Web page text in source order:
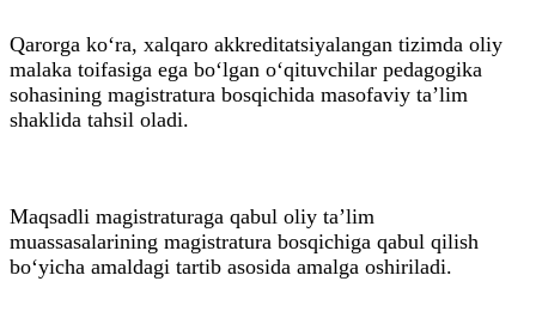
Qarorga ko‘ra, xalqaro akkreditatsiyalangan tizimda oliy
malaka toifasiga ega bo‘lgan o‘qituvchilar pedagogika
sohasining magistratura bosqichida masofaviy taʼlim
shaklida tahsil oladi.
Maqsadli magistraturaga qabul oliy taʼlim
muassasalarining magistratura bosqichiga qabul qilish
bo‘yicha amaldagi tartib asosida amalga oshiriladi.